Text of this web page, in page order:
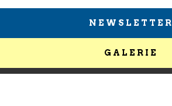
NEWSLETTER
GALERIE